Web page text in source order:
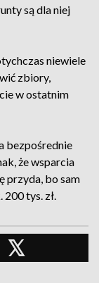
są dla niej
niewiele
zbiory,
w ostatnim
bezpośrednie
że wsparcia
przyda, bo sam
tys. zł.